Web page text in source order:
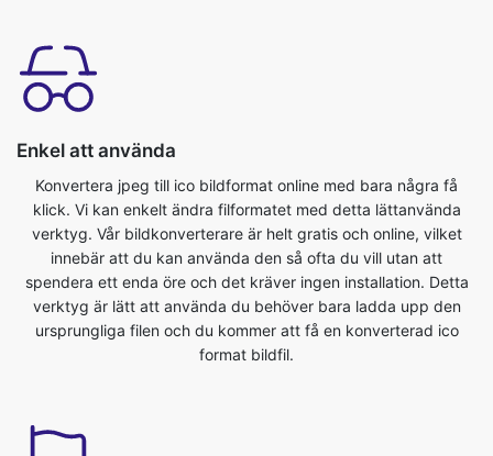
Enkel att använda
Konvertera jpeg till ico bildformat online med bara några få
klick. Vi kan enkelt ändra filformatet med detta lättanvända
verktyg. Vår bildkonverterare är helt gratis och online, vilket
innebär att du kan använda den så ofta du vill utan att
spendera ett enda öre och det kräver ingen installation. Detta
verktyg är lätt att använda du behöver bara ladda upp den
ursprungliga filen och du kommer att få en konverterad ico
format bildfil.
Spara din tid